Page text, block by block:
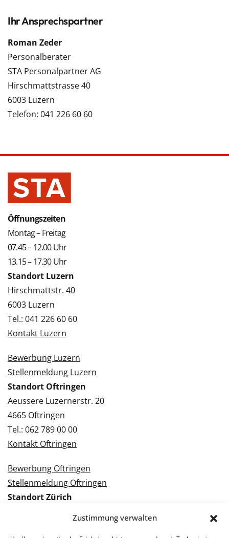
Zustimmung verwalten
Ihr Ansprechspartner
Roman Zeder
Personalberater
STA Personalpartner AG
Hirschmattstrasse 40
6003 Luzern
Telefon: 041 226 60 60
Öffnungszeiten
Montag – Freitag
07.45 – 12.00 Uhr
13.15 – 17.30 Uhr
Standort Luzern
Hirschmattstr. 40
6003 Luzern
Tel.: 041 226 60 60
Kontakt Luzern
Bewerbung Luzern
Stellenmeldung Luzern
Standort Oftringen
Aeussere Luzernerstr. 20
4665 Oftringen
Tel.: 062 789 00 00
Kontakt Oftringen
Bewerbung Oftringen
Stellenmeldung Oftringen
Standort Zürich